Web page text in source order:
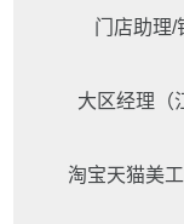
门店助理/
大区经理（
淘宝天猫美工